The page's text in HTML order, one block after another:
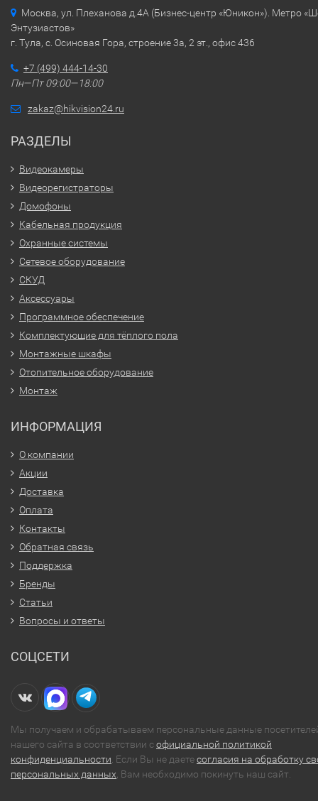
Москва, ул. Плеханова д.4А (Бизнес-центр «Юникон»). Метро
Энтузиастов»
г. Тула, с. Осиновая Гора, строение 3а, 2 эт., офис 436
+7 (499) 444-14-30
Пн—Пт 09:00—18:00
zakaz@hikvision24.ru
РАЗДЕЛЫ
Видеокамеры
Видеорегистраторы
Домофоны
Кабельная продукция
Охранные системы
Сетевое оборудование
СКУД
Аксессуары
Программное обеспечение
Комплектующие для тёплого пола
Монтажные шкафы
Отопительное оборудование
Монтаж
ИНФОРМАЦИЯ
О компании
Акции
Доставка
Оплата
Контакты
Обратная связь
Поддержка
Бренды
Статьи
Вопросы и ответы
СОЦСЕТИ
Мы получаем и обрабатываем персональные данные
нашего сайта в соответствии софициальной политикой
конфиденциальности . Если Вы не даетесогласия на обработку
персональных данных , Вам необходимо покинуть наш сайт.